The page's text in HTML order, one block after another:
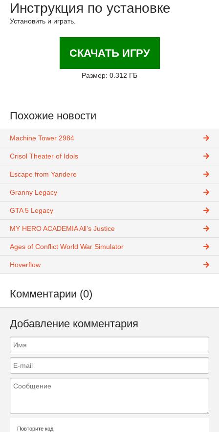
Инструкция по установке
Установить и играть.
СКАЧАТЬ ИГРУ
Размер: 0.312 ГБ
Похожие новости
Machine Tower 2984
Crisol Theater of Idols
Escape from Yandere
Granny Legacy
GTA 5 Legacy
MY HERO ACADEMIA All’s Justice
Ages of Conflict World War Simulator
Hoverflow
Комментарии (0)
Добавление комментария
Повторите код: